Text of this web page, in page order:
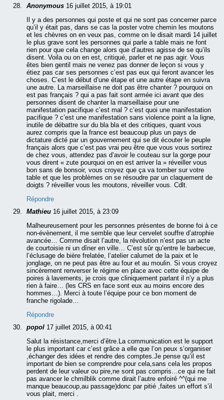
Anonymous 16 juillet 2015, à 19:01
Il y a des personnes qui poste et qui ne sont pas concerner parce
qu’il y était pas, dans se cas la poster votre chemin les moutons
et les chèvres on en veux pas, comme on le disait mardi 14 juillet
le plus grave sont les personnes qui parle a table mais ne font
rien pour que cela change alors que d’autres agisse de se qu’ils
disent. Voila ou on en est, critiqué, parler et ne pas agir. Vous
êtes bien gentil mais ne venez pas donner de leçon si vous y
étiez pas car ses personnes c’est pas eux qui feront avancer les
choses. C’est le début d’une étape et une autre étape en suivra
une autre. La marseillaise ne doit pas être chanter ? pourquoi on
est pas français ? qui a pas fait sont armée ici avant que des
personnes disent de chanter la marseillaise pour une
manifestation pacifique c’est mal ? c’est quoi une manifestation
pacifique ? c’est une manifestation sans violence point a la ligne,
inutile de débattre sur du bla bla et des critiques, quant vous
aurez compris que la france est beaucoup plus un pays de
dictature dicté par un gouvernement qui se dit écouter le peuple
français alors que c’est pas vrai peu être que vous vous sortirez
de chez vous, attendez pas d’avoir le couteau sur la gorge pour
vous dirent « zute pourquoi on en est arriver la » réveiller vous
bon sans de bonsoir, vous croyez que ça va tomber sur votre
table et que les problèmes on se résoudre par un claquement de
doigts ? réveiller vous les moutons, réveiller vous. Cdlt.
Répondre
Mathieu 16 juillet 2015, à 23:09
Malheureusement pour les personnes présentes de bonne foi à ce
non-évènement, il me semble que leur cervelet souffre d’atrophie
avancée… Comme disait l’autre, la révolution n’est pas un acte
de courtoisie ni un dîner en ville… C’est sûr qu’entre le barbecue,
l’éclusage de bière frelatée, l’atelier calumet de la paix et le
jonglage, on ne peut pas être au four et au moulin. Si vous croyez
sincèrement renverser le régime en place avec cette équipe de
poires à lavements, je crois que cliniquement parlant il n’y a plus
rien à faire… (les CRS en face sont eux au moins encore des
hommes…). Merci à toute l’équipe pour ce bon moment de
franche rigolade…
Répondre
popol 17 juillet 2015, à 00:41
Salut la résistance,merci d’être.La communication est le support
le plus important car c’est grâce a elle que l’on peux s’organiser
,échanger des idées et rendre des comptes.Je pense qu’il est
important de bien se comprendre pour cela,sans cela les propos
perdent de leur valeur ou pire,ne sont pas compris…ce qui ne fait
pas avancer le chmilblik comme dirait l’autre enfoiré ^^(qui me
manque beaucoup,au passage)donc par pitié ,faites un effort s’il
vous plait, merci .